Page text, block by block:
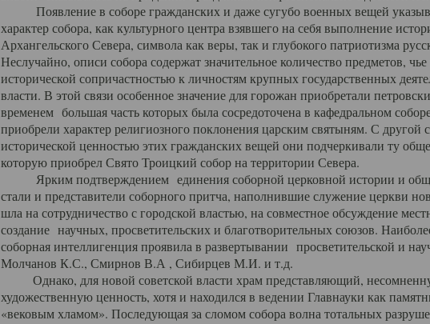
Появление в соборе гражданских и даже сугубо военных вещей
характер собора, как культурного центра взявшего на себя выполнение
Архангельского Севера, символа как веры, так и глубокого патриотизма
Неслучайно, описи собора содержат значительное количество предметов, чье
исторической сопричастностью к личностям крупных государственных
власти. В этой связи особенное значение для горожан приобретали
временем большая часть которых была сосредоточена в кафедральном
приобрели характер религиозного поклонения царским святыням. С другой
исторической ценностью этих гражданских вещей они подчеркивали ту
которую приобрел Свято Троицкий собор на территории Севера.
Ярким подтверждением единения соборной церковной истории и
стали и представители соборного притча, наполнившие служение церкви
шла на сотрудничество с городской властью, на совместное обсуждение
создание научных, просветительских и благотворительных союзов.
соборная интеллигенция проявила в развертывании просветительской и
Молчанов К.С., Смирнов В.А , Сибирцев М.И. и т.д.
Однако, для новой советской власти храм представляющий,
художественную ценность, хотя и находился в ведении Главнауки как
«вековым хламом». Последующая за сломом собора волна тотальных